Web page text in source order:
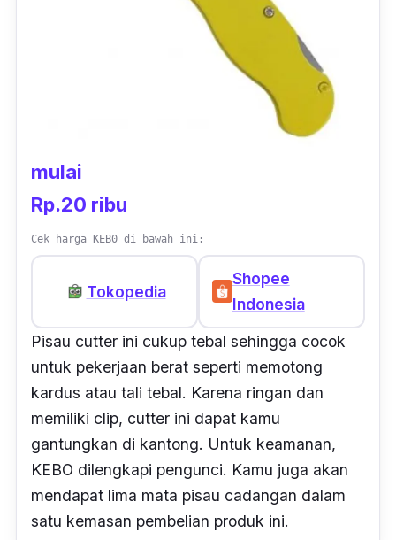
mulai
Rp.20 ribu
Cek harga KEB0 di bawah ini:
Tokopedia
Shopee
Indonesia
Pisau cutter ini cukup tebal sehingga cocok
untuk pekerjaan berat seperti memotong
kardus atau tali tebal. Karena ringan dan
memiliki clip, cutter ini dapat kamu
gantungkan di kantong. Untuk keamanan,
KEBO dilengkapi pengunci. Kamu juga akan
mendapat lima mata pisau cadangan dalam
satu kemasan pembelian produk ini.